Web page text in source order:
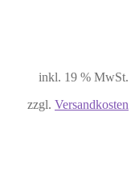
inkl. 19 % MwSt.
zzgl. Versandkosten